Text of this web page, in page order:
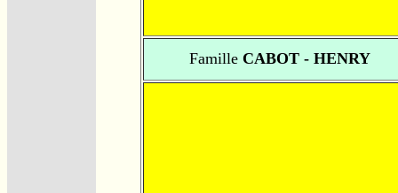
FamilleCABOT - HENRY